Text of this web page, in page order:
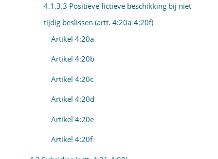
4.1.3.3 Positieve fictieve beschikking bij niet
tijdig beslissen (artt. 4:20a-4:20f)
Artikel 4:20a
Artikel 4:20b
Artikel 4:20c
Artikel 4:20d
Artikel 4:20e
Artikel 4:20f